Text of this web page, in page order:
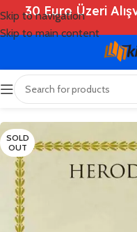
Skip to navigation
Skip to main content
30 Euro Üzeri
Ana Sayfa Shop
SOLD
OUT